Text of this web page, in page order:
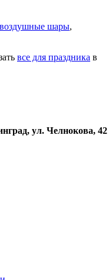
воздушные шары,
все для праздника в
ул. Челнокова, 42